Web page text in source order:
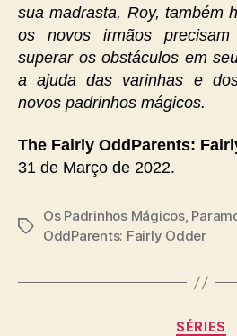
sua madrasta, Roy, também
os novos irmãos
superar os obstáculos em
a ajuda das varinhas e
novos padrinhos mágicos.
The Fairly OddParents:
31 de Março de 2022.
Tags
Os Padrinhos Mágicos,
OddParents: Fairly Odder
SÉRIES